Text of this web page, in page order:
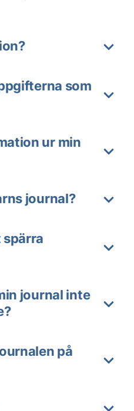
som
ur min
journal?
spärra
journal inte
på